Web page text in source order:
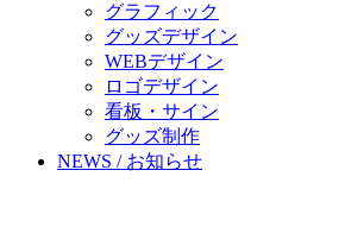
グラフィック
グッズデザイン
WEBデザイン
ロゴデザイン
看板・サイン
グッズ制作
NEWS / お知らせ